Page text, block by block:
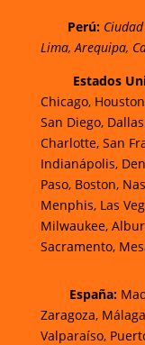
Perú:
Lima, Arequipa,
Estados
Chicago,
San Diego,
Charlotte, San
Indianápolis,
Paso, Boston,
Menphis, Las
Milwaukee,
Sacramento,
España:
Zaragoza,
Valparaíso,